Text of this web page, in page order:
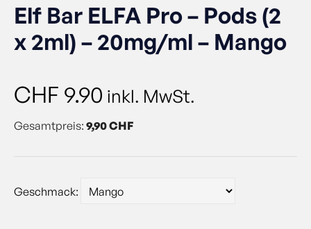
Elf Bar ELFA Pro – Pods (2
x 2ml) – 20mg/ml – Mango
CHF 9.90 inkl. MwSt.
Gesamtpreis: 9,90 CHF
Geschmack: